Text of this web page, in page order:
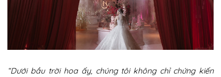
“Dưới bầu trời hoa ấy, chúng tôi không chỉ chứng kiến